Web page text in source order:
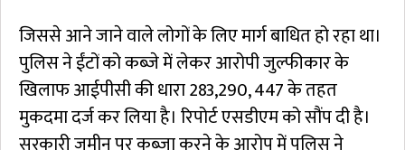
जिससे आने जाने वाले लोगों के लिए मार्ग बाधित हो रहा था।
पुलिस ने ईंटों को कब्जे में लेकर आरोपी जुल्फीकार के
खिलाफ आईपीसी की धारा 283,290, 447 के तहत
मुकदमा दर्ज कर लिया है। रिपोर्ट एसडीएम को सौंप दी है।